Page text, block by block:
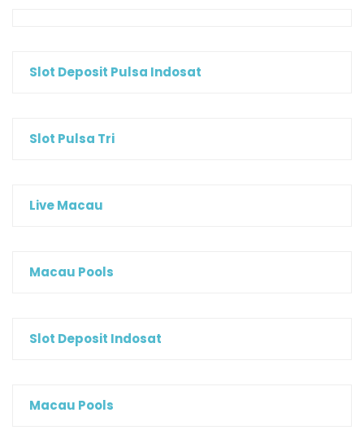
Slot Deposit Pulsa Indosat
Slot Pulsa Tri
Live Macau
Macau Pools
Slot Deposit Indosat
Macau Pools